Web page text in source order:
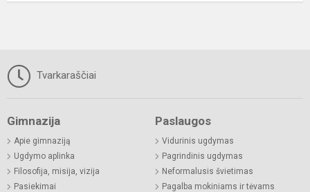
Tvarkaraščiai
Gimnazija
Apie gimnaziją
Ugdymo aplinka
Filosofija, misija, vizija
Pasiekimai
Paslaugos
Vidurinis ugdymas
Pagrindinis ugdymas
Neformalusis švietimas
Pagalba mokiniams ir tėvams